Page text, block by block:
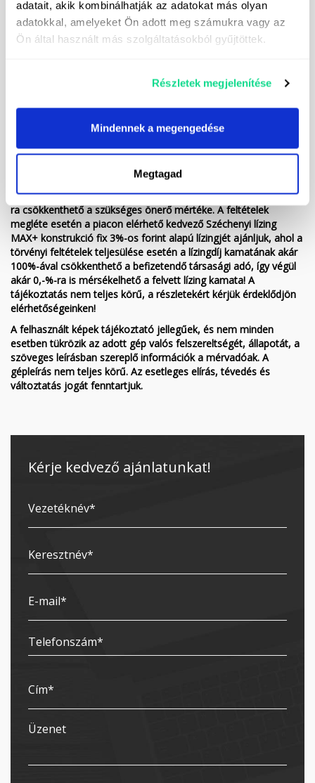
adatait, akik kombinálhatják az adatokat más olyan
adatokkal, amelyeket Ön adott meg számukra vagy az
Ön által használt más szolgáltatásokból gyűjtöttek.
Részletek megjelenítése
Mindennek a megengedése
Megtagad
Gépközvetítő Kft. nem vállal felelősséget. Az esetleges elírás,
tévedés és változtatás jogát a Gépközvetítő Kft. fenntartja.
Kedvező finanszírozási lehetőségek (hitel/lízing), akár 10%
megoldást kiválasztva. A tájékoztatás nem teljes körű, kérjük
*Lízing akciónk keretében most akár évi fix 3 %-os lízingre is
megvásárolhatja a fenti gépet, 3, 5 vagy akár 7 éves futamidőre,
törlesztéssel! A finanszírozott gép életkora a lízing lejáratakor
nem haladhatja meg a 18 évet. Ha nem áll rendelkezésére a
konstrukcióhoz szükséges önerő, ennek előteremtésére is van
egy lehetséges megoldásunk, de akár gépbeszámítással is 0,-Ft-
ra csökkenthető a szükséges önerő mértéke. A feltételek
megléte esetén a piacon elérhető kedvező Széchenyi lízing
MAX+ konstrukció fix 3%-os forint alapú lízingjét ajánljuk, ahol a
törvényi feltételek teljesülése esetén a lízingdíj kamatának akár
100%-ával csökkenthető a befizetendő társasági adó, így végül
akár 0,-%-ra is mérsékelhető a felvett lízing kamata! A
tájékoztatás nem teljes körű, a részletekért kérjük érdeklődjön
elérhetőségeinken!
A felhasznált képek tájékoztató jellegűek, és nem minden
esetben tükrözik az adott gép valós felszereltségét, állapotát, a
szöveges leírásban szereplő információk a mérvadóak. A
gépleírás nem teljes körű. Az esetleges elírás, tévedés és
változtatás jogát fenntartjuk.
Kérje kedvező ajánlatunkat!